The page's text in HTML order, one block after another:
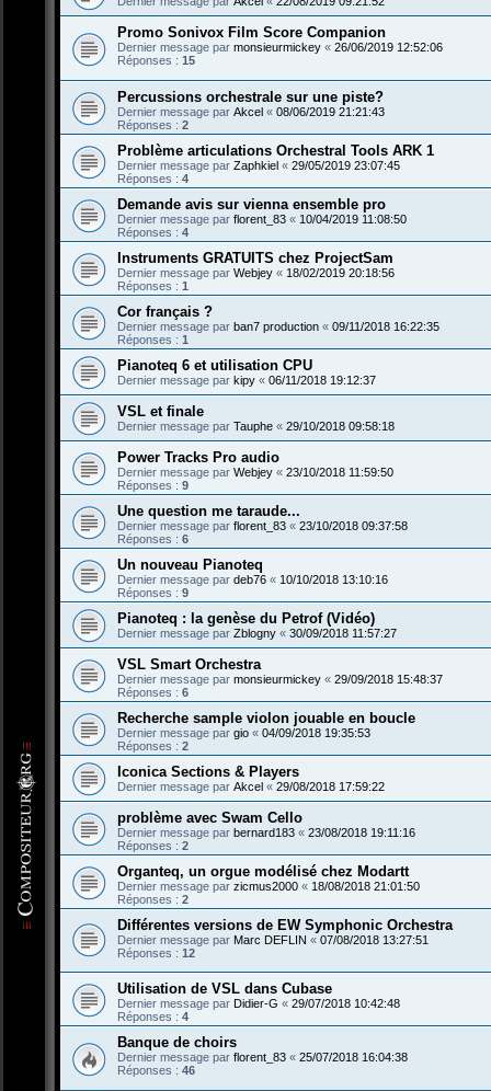
Promo Sonivox Film Score Companion
Dernier message par monsieurmickey « 26/06/2019 12:52:06
Réponses : 15
Percussions orchestrale sur une piste?
Dernier message par Akcel « 08/06/2019 21:21:43
Réponses : 2
Problème articulations Orchestral Tools ARK 1
Dernier message par Zaphkiel « 29/05/2019 23:07:45
Réponses : 4
Demande avis sur vienna ensemble pro
Dernier message par florent_83 « 10/04/2019 11:08:50
Réponses : 4
Instruments GRATUITS chez ProjectSam
Dernier message par Webjey « 18/02/2019 20:18:56
Réponses : 1
Cor français ?
Dernier message par ban7 production « 09/11/2018 16:22:35
Réponses : 1
Pianoteq 6 et utilisation CPU
Dernier message par kipy « 06/11/2018 19:12:37
VSL et finale
Dernier message par Tauphe « 29/10/2018 09:58:18
Power Tracks Pro audio
Dernier message par Webjey « 23/10/2018 11:59:50
Réponses : 9
Une question me taraude...
Dernier message par florent_83 « 23/10/2018 09:37:58
Réponses : 6
Un nouveau Pianoteq
Dernier message par deb76 « 10/10/2018 13:10:16
Réponses : 9
Pianoteq : la genèse du Petrof (Vidéo)
Dernier message par Zblogny « 30/09/2018 11:57:27
VSL Smart Orchestra
Dernier message par monsieurmickey « 29/09/2018 15:48:37
Réponses : 6
Recherche sample violon jouable en boucle
Dernier message par gio « 04/09/2018 19:35:53
Réponses : 2
Iconica Sections & Players
Dernier message par Akcel « 29/08/2018 17:59:22
problème avec Swam Cello
Dernier message par bernard183 « 23/08/2018 19:11:16
Réponses : 2
Organteq, un orgue modélisé chez Modartt
Dernier message par zicmus2000 « 18/08/2018 21:01:50
Réponses : 2
Différentes versions de EW Symphonic Orchestra
Dernier message par Marc DEFLIN « 07/08/2018 13:27:51
Réponses : 12
Utilisation de VSL dans Cubase
Dernier message par Didier-G « 29/07/2018 10:42:48
Réponses : 4
Banque de choirs
Dernier message par florent_83 « 25/07/2018 16:04:38
Réponses : 46